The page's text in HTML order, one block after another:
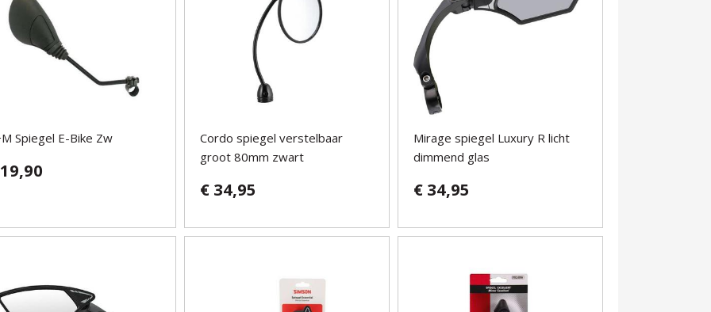
Spiegel E-Bike Zw
Cordo spiegel verstelbaar
groot 80mm zwart
€ 34,95
Mirage spiegel Luxury R licht
dimmend glas
€ 34,95